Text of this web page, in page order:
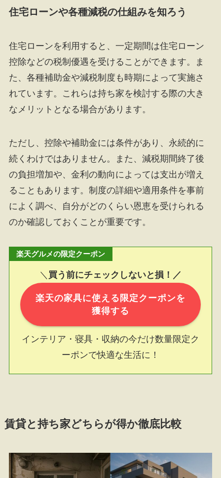
住宅ローンや各種減税の仕組みを知ろう
住宅ローンを利用すると、一定期間は住宅ローン
控除などの税制優遇を受けることができます。ま
た、各種補助金や減税制度も時期によって実施さ
れています。これらは持ち家を検討する際の大き
なメリットとなる場合があります。
ただし、控除や補助金には条件があり、永続的に
続くわけではありません。また、減税期間終了後
の負担増加や、金利の動向によっては支出が増え
ることもあります。制度の詳細や適用条件を事前
によく調べ、自分がどのくらい恩恵を受けられる
のか確認しておくことが重要です。
楽天グルメの限定クーポン
＼ 買う前にチェックしないと損！／
楽天の家具に使える限定クーポンを
獲得する
インテリア・寝具・収納の今だけ数量限定ク
ーポンで快適な生活に！
賃貸と持ち家どちらが得か徹底比較